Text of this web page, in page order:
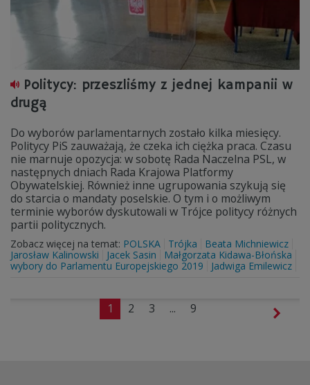
Politycy: przeszliśmy z jednej kampanii w
drugą
Do wyborów parlamentarnych zostało kilka miesięcy.
Politycy PiS zauważają, że czeka ich ciężka praca. Czasu
nie marnuje opozycja: w sobotę Rada Naczelna PSL, w
następnych dniach Rada Krajowa Platformy
Obywatelskiej. Również inne ugrupowania szykują się
do starcia o mandaty poselskie. O tym i o możliwym
terminie wyborów dyskutowali w Trójce politycy różnych
partii politycznych.
Zobacz więcej na temat: POLSKA Trójka
Beata Michniewicz
Jarosław Kalinowski
Jacek Sasin
Małgorzata Kidawa-Błońska
wybory do Parlamentu Europejskiego 2019
Jadwiga Emilewicz
1 2 3 ... 9